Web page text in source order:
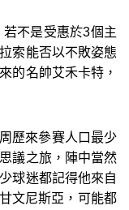
若不是受惠於3個主
索能否以不敗姿態
的名帥艾禾卡特，
歷來參賽人口最少
議之旅，陣中當然
球迷都記得他來自
文尼斯亞，可能都